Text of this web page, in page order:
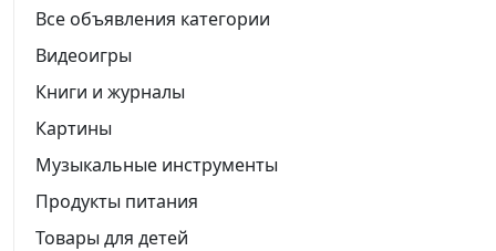
Все объявления категории
Видеоигры
Книги и журналы
Картины
Музыкальные инструменты
Продукты питания
Товары для детей